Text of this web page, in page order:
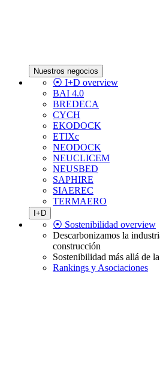
Nuestros negocios
⦿ I+D overview
BAI 4.0
BREDECA
CYCH
EKODOCK
ETIXc
NEODOCK
NEUCLICEM
NEUSBED
SAPHIRE
SIAEREC
TERMAERO
I+D
⦿ Sostenibilidad overview
Descarbonizamos la
construcción
Sostenibilidad más allá de
Rankings y Asociaciones